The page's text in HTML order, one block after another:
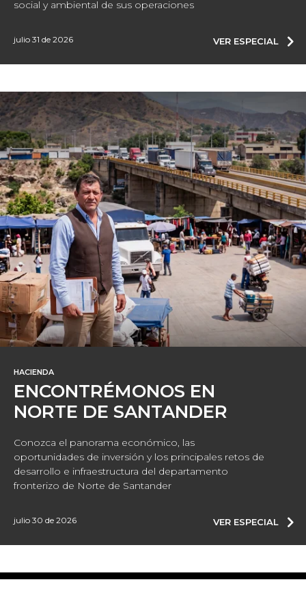
social y ambiental de sus operaciones
julio 31 de 2026 VER ESPECIAL
HACIENDA
ENCONTRÉMONOS EN
NORTE DE SANTANDER
Conozca el panorama económico, las
oportunidades de inversión y los principales retos de
desarrollo e infraestructura del departamento
fronterizo de Norte de Santander
julio 30 de 2026 VER ESPECIAL